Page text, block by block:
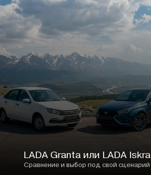
LADA Granta или LADA Iskra
Сравнение и выбор под свой сценарий